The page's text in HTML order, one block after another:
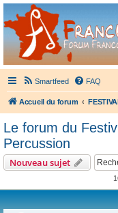
France
Didgeridoo et Guimbarde sur
Smartfeed FAQ
Accueil du forum
Le forum du
Percussion
Nouveau sujet